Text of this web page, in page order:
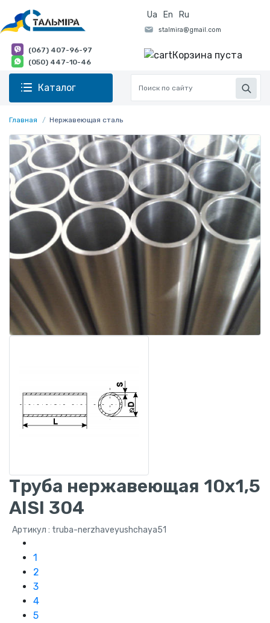
Ua En Ru
(067) 407-96-97
(050) 447-10-46
Корзина пуста
Каталог
Главная Нержавеющая сталь
Труба нержавеющая 10x1,5
AISI 304
Артикул : truba-nerzhaveyushchaya51
1
2
3
4
5